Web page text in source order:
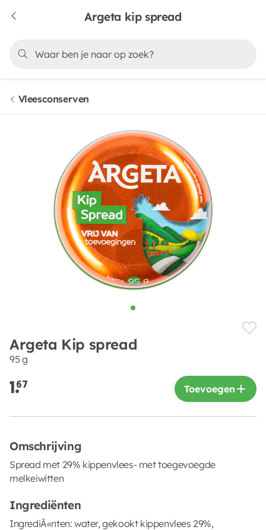
Argeta kip spread
Vleesconserven
Argeta Kip spread
95 g
1.67 Toevoegen
Omschrijving
Spread met 29% kippenvlees- met toegevoegde
melkeiwitten
Ingrediënten
IngrediÃ«nten: water, gekookt kippenvlees 29%,